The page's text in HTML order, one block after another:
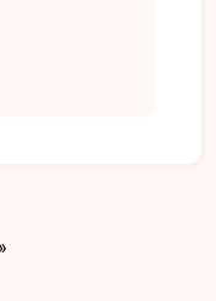
Além disso,
saúde, comércio
um local
de projetos
»